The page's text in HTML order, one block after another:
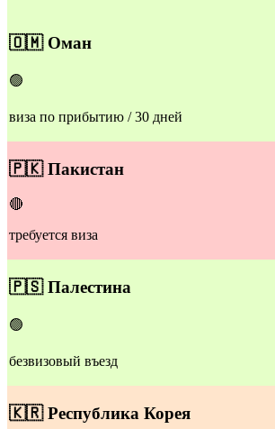
​​🇴🇲 Оман
🟢
виза по прибытию / 30 дней
🇵🇰Пакистан
🔴
требуется виза
🇵🇸Палестина
🟢
безвизовый въезд
​🇰🇷Республика Корея